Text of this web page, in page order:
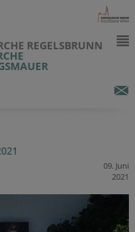
REGELSBRUNN
09. Juni
2021